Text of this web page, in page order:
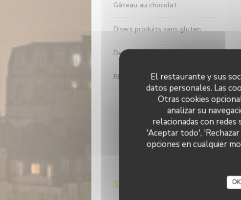
El restaurante y sus
datos personales. Las
Otras cookies
analizar su
relacionadas con
'Aceptar todo',
opciones en cualquier
Gâteau au chocolat
Divers produits sans gluten
Dessert du jour
BBQ des Estivales
Café Station M
Street View